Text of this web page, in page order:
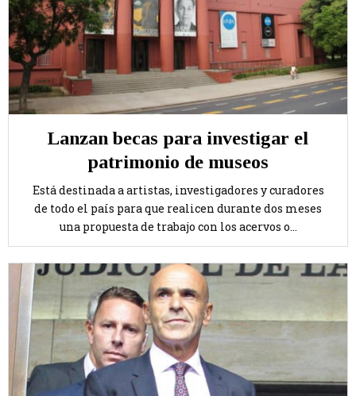
Lanzan becas para investigar el
patrimonio de museos
Está destinada a artistas, investigadores y curadores
de todo el país para que realicen durante dos meses
una propuesta de trabajo con los acervos o...